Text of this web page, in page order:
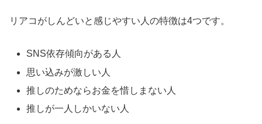
リアコがしんどいと感じやすい人の特徴は4つです。
SNS依存傾向がある人
思い込みが激しい人
推しのためならお金を惜しまない人
推しが一人しかいない人